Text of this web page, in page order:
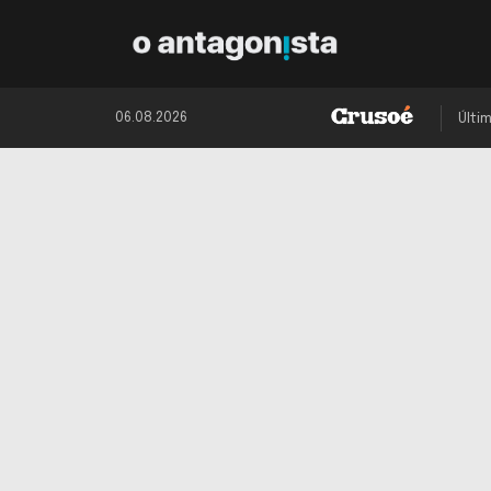
06.08.2026